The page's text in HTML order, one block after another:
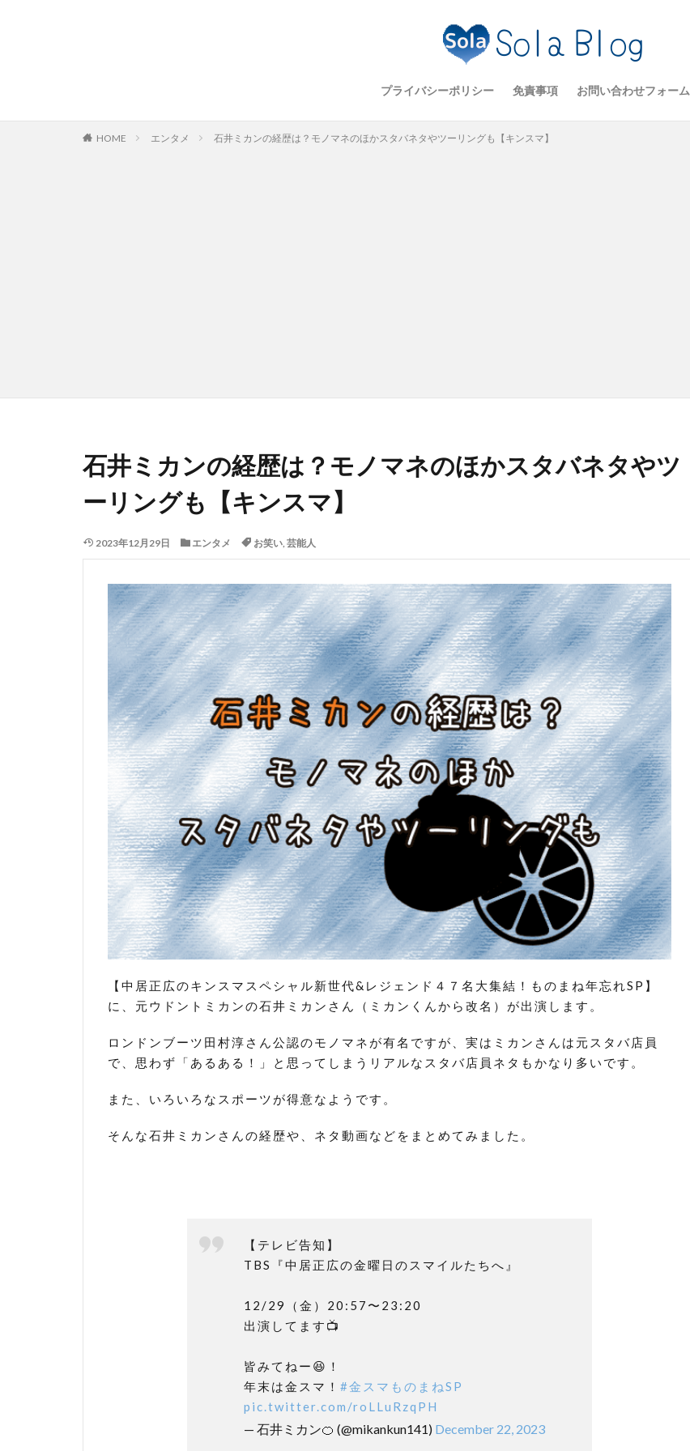
プライバシーポリシー 免責事項 お問い合わせフォーム
HOME エンタメ 石井ミカンの経歴は？モノマネのほかスタバネタやツーリングも【キンスマ】
石井ミカンの経歴は？モノマネのほかスタバネタやツ
ーリングも【キンスマ】
2023年12月29日 エンタメ お笑い, 芸能人
【中居正広のキンスマスペシャル新世代&レジェンド４７名大集結！ものまね年忘れSP】
に、元ウドントミカンの石井ミカンさん（ミカンくんから改名）が出演します。
ロンドンブーツ田村淳さん公認のモノマネが有名ですが、実はミカンさんは元スタバ店員
で、思わず「あるある！」と思ってしまうリアルなスタバ店員ネタもかなり多いです。
また、いろいろなスポーツが得意なようです。
そんな石井ミカンさんの経歴や、ネタ動画などをまとめてみました。
【テレビ告知】
TBS『中居正広の金曜日のスマイルたちへ』
12/29（金）20:57〜23:20
出演してます📺
皆みてねー😆！
年末は金スマ！ #金スマものまねSP
pic.twitter.com/roLLuRzqPH
— 石井ミカン🍊 (@mikankun141) December 22, 2023